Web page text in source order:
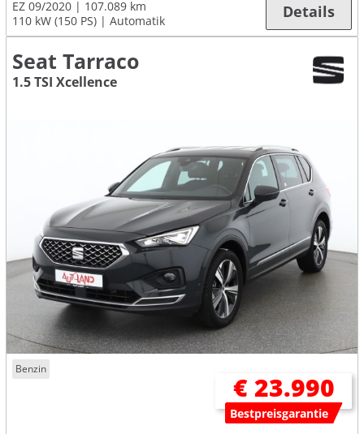
EZ 09/2020
107.089 km
110 kW (150 PS)
Automatik Details
Seat Tarraco
1.5 TSI Xcellence
Benzin
€ 23.990
Bestpreisgarantie